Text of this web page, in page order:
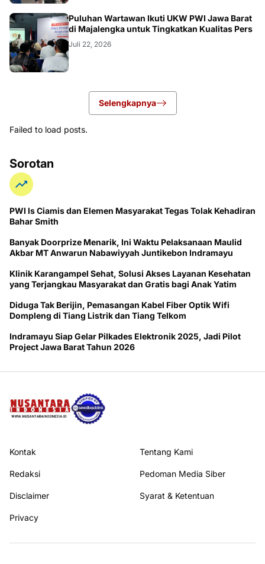
Puluhan Wartawan Ikuti UKW PWI Jawa Barat
di Majalengka untuk Tingkatkan Kualitas Pers
Juli 22, 2026
Selengkapnya
Failed to load posts.
Sorotan
PWI ls Ciamis dan Elemen Masyarakat Tegas Tolak Kehadiran
Bahar Smith
Banyak Doorprize Menarik, Ini Waktu Pelaksanaan Maulid
Akbar MT Anwarun Nabawiyyah Juntikebon Indramayu
Klinik Karangampel Sehat, Solusi Akses Layanan Kesehatan
yang Terjangkau Masyarakat dan Gratis bagi Anak Yatim
Diduga Tak Berijin, Pemasangan Kabel Fiber Optik Wifi
Dompleng di Tiang Listrik dan Tiang Telkom
Indramayu Siap Gelar Pilkades Elektronik 2025, Jadi Pilot
Project Jawa Barat Tahun 2026
Kontak Tentang Kami
Redaksi Pedoman Media Siber
Disclaimer Syarat & Ketentuan
Privacy